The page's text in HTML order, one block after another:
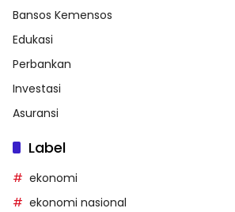
Bansos Kemensos
Edukasi
Perbankan
Investasi
Asuransi
Label
ekonomi
ekonomi nasional